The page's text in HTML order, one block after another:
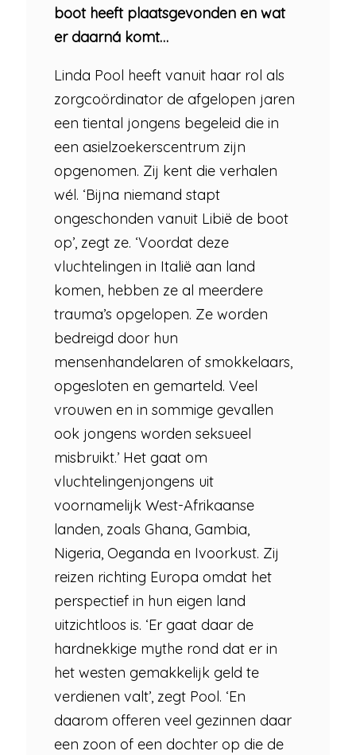
boot heeft plaatsgevonden en wat
er daarná komt…
Linda Pool heeft vanuit haar rol als
zorgcoördinator de afgelopen jaren
een tiental jongens begeleid die in
een asielzoekerscentrum zijn
opgenomen. Zij kent die verhalen
wél. ‘Bijna niemand stapt
ongeschonden vanuit Libië de boot
op’, zegt ze. ‘Voordat deze
vluchtelingen in Italië aan land
komen, hebben ze al meerdere
trauma’s opgelopen. Ze worden
bedreigd door hun
mensenhandelaren of smokkelaars,
opgesloten en gemarteld. Veel
vrouwen en in sommige gevallen
ook jongens worden seksueel
misbruikt.’ Het gaat om
vluchtelingenjongens uit
voornamelijk West-Afrikaanse
landen, zoals Ghana, Gambia,
Nigeria, Oeganda en Ivoorkust. Zij
reizen richting Europa omdat het
perspectief in hun eigen land
uitzichtloos is. ‘Er gaat daar de
hardnekkige mythe rond dat er in
het westen gemakkelijk geld te
verdienen valt’, zegt Pool. ‘En
daarom offeren veel gezinnen daar
een zoon of een dochter op die de